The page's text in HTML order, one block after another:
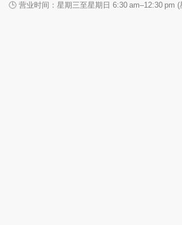
🕒 营业时间：星期三至星期日 6:30 am–12:30 pm (